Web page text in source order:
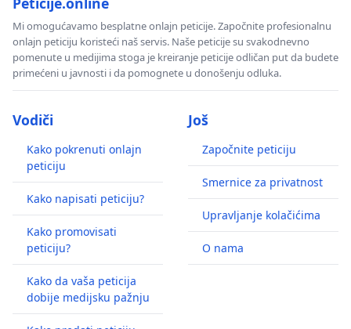
Mi omogućavamo besplatne onlajn peticije. Započnite profesionalnu
onlajn peticiju koristeći naš servis. Naše peticije su svakodnevno
pomenute u medijima stoga je kreiranje peticije odličan put da budete
primećeni u javnosti i da pomognete u donošenju odluka.
Vodiči
Kako pokrenuti onlajn
peticiju
Kako napisati peticiju?
Kako promovisati
peticiju?
Kako da vaša peticija
dobije medijsku pažnju
Još
Započnite peticiju
Smernice za privatnost
Upravljanje kolačićima
O nama